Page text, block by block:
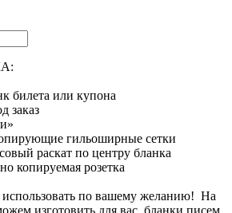
билета или купона
заказ
гильоширные сетки
раскат по центру бланка
копируемая розетка
по вашему желанию! На
изготовить для вас бланки писем,